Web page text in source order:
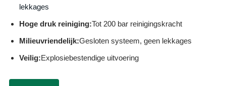
lekkages
Hoge druk reiniging:Tot 200 bar reinigingskracht
Milieuvriendelijk:Gesloten systeem, geen lekkages
Veilig:Explosiebestendige uitvoering